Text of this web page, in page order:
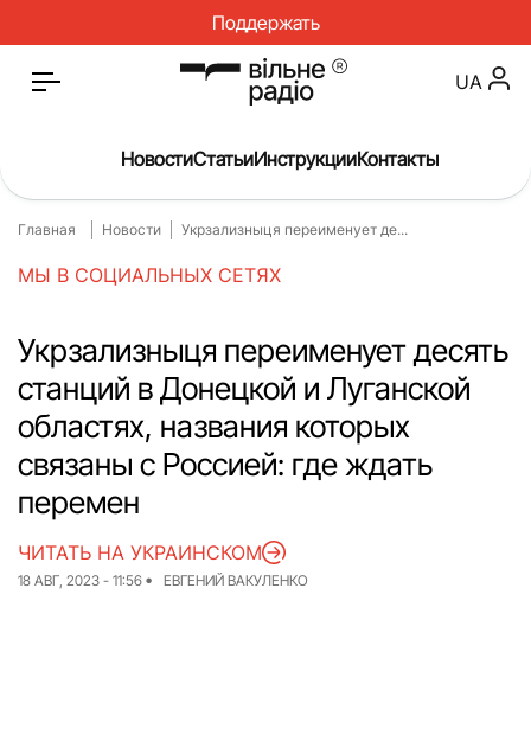
Поддержать
Главная
Новости
О нас
Инструкции
Спорт
Интервью
Досье
Репортаж
Блог
Проекты
Команда
Авторы
UA
НовостиСтатьиИнструкцииКонтакты
Главная Новости Укрзализныця переименует де...
МЫ В СОЦИАЛЬНЫХ СЕТЯХ
Укрзализныця переименует десять
станций в Донецкой и Луганской
областях, названия которых
связаны с Россией: где ждать
перемен
18 АВГ, 2023 - 11:56 ЕВГЕНИЙ ВАКУЛЕНКО
ЧИТАТЬ НА УКРАИНСКОМ